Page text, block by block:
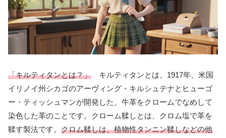
「キルティタンとは？」 キルティタンとは、1917年、米国
イリノイ州シカゴのアーヴィング・キルシュテナとヒューゴ
ー・ティッシュマンが開発した、牛革をクロームでなめして
染色した革のことです。クローム鞣しとは、クロム塩で革を
鞣す製法です。 クロム鞣しは、植物性タンニン鞣しなどの他